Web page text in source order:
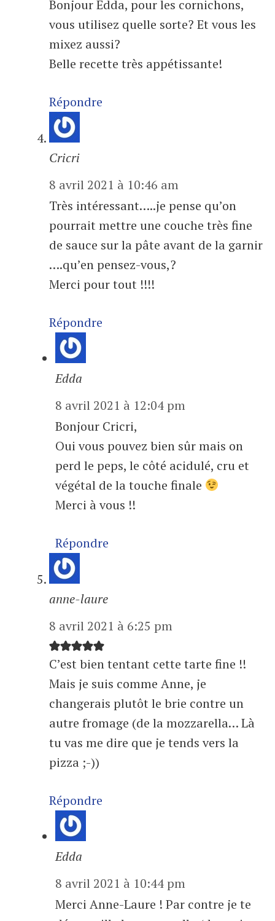
Bonjour Edda, pour les cornichons,
vous utilisez quelle sorte? Et vous les
mixez aussi?
Belle recette très appétissante!
Répondre
Cricri
8 avril 2021 à 10:46 am
Très intéressant…..je pense qu’on
pourrait mettre une couche très fine
de sauce sur la pâte avant de la garnir
….qu’en pensez-vous,?
Merci pour tout !!!!
Répondre
Edda
8 avril 2021 à 12:04 pm
Bonjour Cricri,
Oui vous pouvez bien sûr mais on
perd le peps, le côté acidulé, cru et
végétal de la touche finale
Merci à vous !!
Répondre
anne-laure
8 avril 2021 à 6:25 pm
C’est bien tentant cette tarte fine !!
Mais je suis comme Anne, je
changerais plutôt le brie contre un
autre fromage (de la mozzarella… Là
tu vas me dire que je tends vers la
pizza ;-))
Répondre
Edda
8 avril 2021 à 10:44 pm
Merci Anne-Laure ! Par contre je te